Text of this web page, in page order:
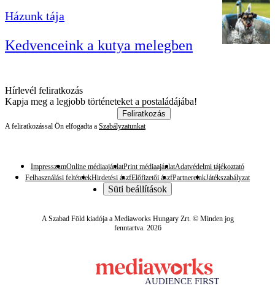
Házunk tája
Kedvenceink a kutya melegben
Hírlevél feliratkozás
Kapja meg a legjobb történeteket a postaládájába!
Feliratkozás
A feliratkozással Ön elfogadta a Szabályzatunkat
ImpresszumOnline médiaajánlatPrint médiaajánlatAdatvédelmi tájékoztató
Felhasználási feltételekHirdetési ászfElőfizetői ászfPartnereinkJátékszabályzat
Süti beállítások
A Szabad Föld kiadója a Mediaworks Hungary Zrt. © Minden jog
fenntartva. 2026